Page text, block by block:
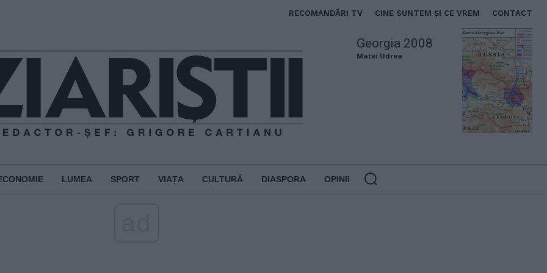
RECOMANDĂRI TV CINE SUNTEM ȘI CE VREM CONTACT
Georgia 2008
Matei Udrea
LUMEA SPORT VIAȚA CULTURĂ DIASPORA OPINII